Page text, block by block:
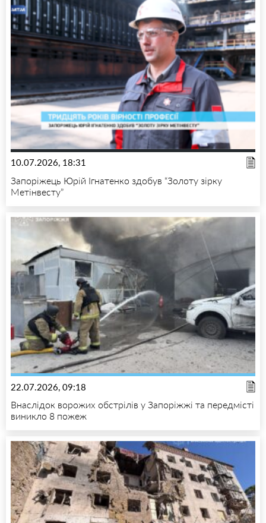
10.07.2026, 18:31
Запоріжець Юрій Ігнатенко здобув “Золоту зірку
Метінвесту”
22.07.2026, 09:18
Внаслідок ворожих обстрілів у Запоріжжі та передмісті
виникло 8 пожеж